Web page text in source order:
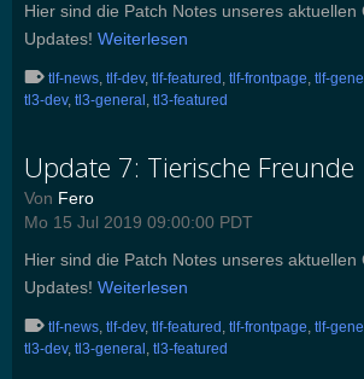
Hier sind die Patch Notes unseres aktuellen
Updates! Weiterlesen
tlf-news, tlf-dev, tlf-featured , tlf-frontpage, tlf-
tl3-dev, tl3-general , tl3-featured
Update 7: Tierische Freunde
Von Fero
Mo 15 Jul 2019 09:00:00 PDT
Hier sind die Patch Notes unseres aktuellen
Updates! Weiterlesen
tlf-news, tlf-dev, tlf-featured , tlf-frontpage, tlf-
tl3-dev, tl3-general , tl3-featured